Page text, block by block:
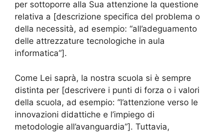
per sottoporre alla Sua attenzione la questione
relativa a [descrizione specifica del problema o
della necessità, ad esempio: “all’adeguamento
delle attrezzature tecnologiche in aula
informatica”].
Come Lei saprà, la nostra scuola si è sempre
distinta per [descrivere i punti di forza o i valori
della scuola, ad esempio: “l’attenzione verso le
innovazioni didattiche e l’impiego di
metodologie all’avanguardia”]. Tuttavia,